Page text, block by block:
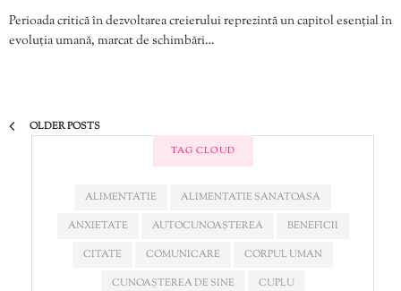
Perioada critică în dezvoltarea creierului reprezintă un capitol esențial în
evoluția umană, marcat de schimbări…
OLDER POSTS
TAG CLOUD
ALIMENTATIE
ALIMENTATIE SANATOASA
ANXIETATE
AUTOCUNOAȘTEREA
BENEFICII
CITATE
COMUNICARE
CORPUL UMAN
CUNOAȘTEREA DE SINE
CUPLU